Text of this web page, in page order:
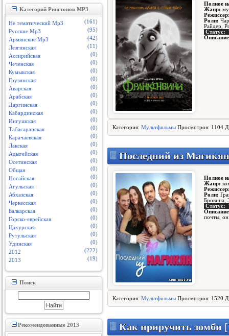
Категорий Рингтонов MP3
Не тематический Mp3
(161)
Русские Mp3
(95)
Армянские Mp3
(42)
Лезгинская
(11)
Ассирийская
(0)
Чеченская
(0)
Кумыкская
(0)
Грузинская
(0)
Аварская
(0)
Арабская
(0)
Даргинская
(0)
Кабардинская
(0)
Ингушская
(0)
Табасаранская
(0)
Карачаевская
(0)
Лакская
(0)
Адыгейская
(0)
Осетинская
(0)
Общая
(0)
Ногайская
(0)
Агульская
(0)
Абхазская
(0)
Черкесская
(0)
Балкарская
(0)
Горско-еврейская
(0)
Цахурская
(0)
Рутульская
(0)
Удинская
(0)
2012
(222)
2013
(19)
Поиск
Рекомендованные 2013
Полное
Жанр:
Роли:
Райдер,
Статус:
Категория: Мультфильмы Просмотров: 1104
Последний из
Полное
Жанр:
Роли:
Бровина,
Статус:
почты, он
Категория: Мультфильмы Просмотров: 1520
Как приручить зомби